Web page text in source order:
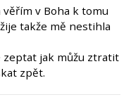
v Boha k tomu
takže mě nestihla
zeptat jak můžu ztratit
zpět.